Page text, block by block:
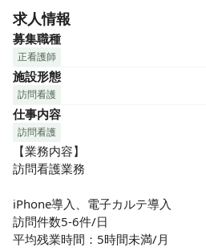
ています。
何よりも働く仲間を大事にできる
に共感してくださる方を求めていま
～デザインケアの特徴～
☆週休3日可能な時短常勤制度あり
☆批判しない・悪口を言わない文化
☆有休取得率ほぼ100％◎年間休日
休日
☆入社者のほとんどが訪看未経験
価
☆ITインフラの活用で業務効率化を
求人情報
募集職種
正看護師
施設形態
訪問看護
仕事内容
訪問看護
【業務内容】
訪問看護業務
iPhone導入、電子カルテ導入
訪問件数5-6件/日
平均残業時間：5時間未満/月